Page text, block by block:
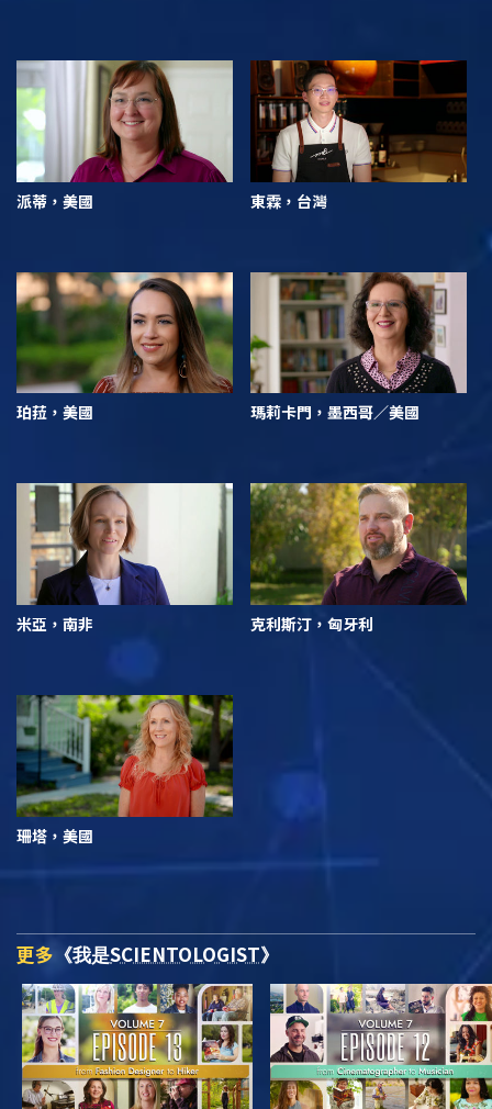
派蒂，美國 東霖，台灣
珀菈，美國 瑪莉卡門，墨西哥／美國
米亞，南非 克利斯汀，匈牙利
珊塔，美國
更多 《我是SCIENTOLOGIST》